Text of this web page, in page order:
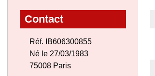
Contact
Réf. IB606300855
Né le 27/03/1983
75008 Paris